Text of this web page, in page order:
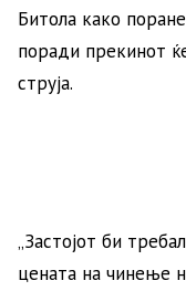
Битола како
поради прекинот
струја.
„Застојот би
цената на чинење